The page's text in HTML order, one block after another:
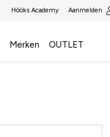
Hööks Academy Aanmelden
Merken OUTLET